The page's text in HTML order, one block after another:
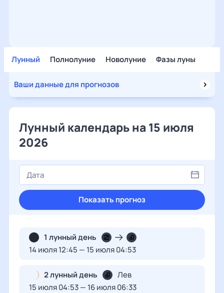
Лунный Полнолуние Новолуние Фазы луны
Ваши данные для прогнозов
Лунный календарь на 15 июля
2026
Показать прогноз
1 лунный день
14 июля 12:45 — 15 июля 04:53
2 лунный день
Лев
15 июля 04:53 — 16 июля 06:33